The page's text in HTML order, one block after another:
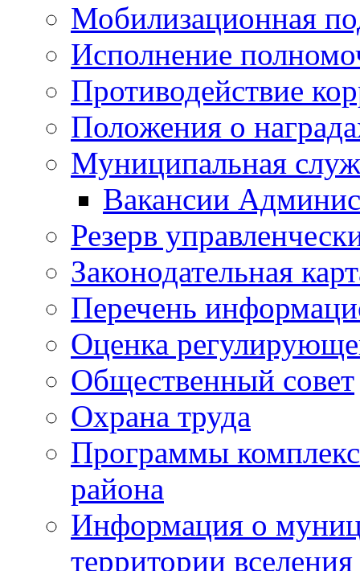
Мобилизационная
Исполнение
Противодействие
Положения о
Муниципальная
Вакансии
Резерв
Законодательная
Перечень
Оценка
Общественный совет
Охрана труда
Программы
района
Информация о
территории